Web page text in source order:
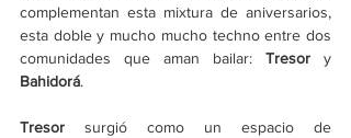
complementan esta mixtura de aniversarios,
esta doble y mucho mucho techno entre dos
comunidades que aman bailar: Tresor
Bahidorá.
Tresor surgió como un espacio de